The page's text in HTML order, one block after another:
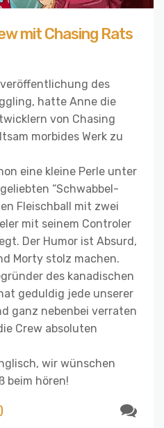
mit Chasing Rats
des
hatte Anne die
von Chasing
morbides Werk zu
eine kleine Perle unter
“Schwabbel-
Fleischball mit zwei
mit seinem Controler
Der Humor ist Absurd,
Morty stolz machen.
des kanadischen
geduldig jede unserer
ganz nebenbei verraten
Crew absoluten
wir wünschen
beim hören!